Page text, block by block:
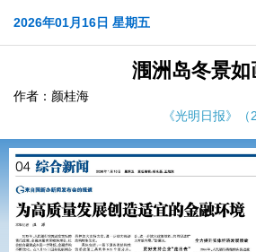
2026年01月16日 星期五
涠洲岛冬景如
作者：颜桂海
《光明日报》